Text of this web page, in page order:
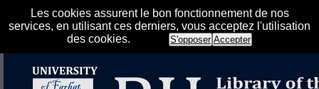
Les cookies assurent le bon fonctionnement de nos
services, en utilisant ces derniers, vous acceptez l'utilisation
des cookies.
S'opposer Accepter
الإلكتروني على الخط المباشر لمكتبة كلية